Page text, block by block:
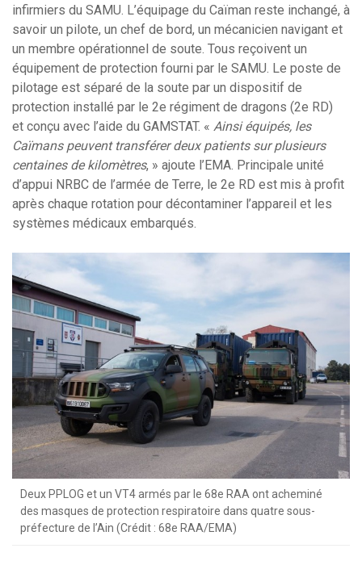
infirmiers du SAMU. L’équipage du Caïman reste inchangé, à
savoir un pilote, un chef de bord, un mécanicien navigant et
un membre opérationnel de soute. Tous reçoivent un
équipement de protection fourni par le SAMU. Le poste de
pilotage est séparé de la soute par un dispositif de
protection installé par le 2e régiment de dragons (2e RD)
et conçu avec l’aide du GAMSTAT. « Ainsi équipés, les
Caïmans peuvent transférer deux patients sur plusieurs
centaines de kilomètres, » ajoute l’EMA. Principale unité
d’appui NRBC de l’armée de Terre, le 2e RD est mis à profit
après chaque rotation pour décontaminer l’appareil et les
systèmes médicaux embarqués.
Deux PPLOG et un VT4 armés par le 68e RAA ont acheminé
des masques de protection respiratoire dans quatre sous-
préfecture de l’Ain (Crédit : 68e RAA/EMA)